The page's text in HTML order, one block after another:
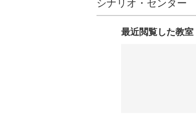
シナリオ・センター
最近閲覧した教室